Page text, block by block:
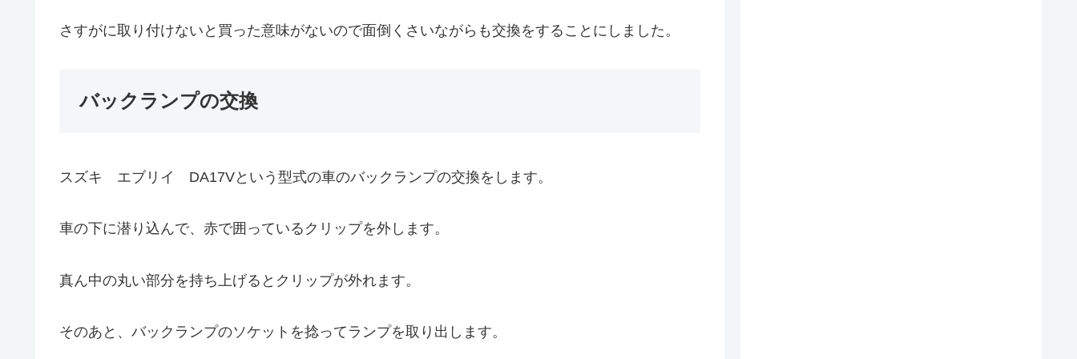
さすがに取り付けないと買った意味がないので面倒くさいながらも交換をすることにしました。
バックランプの交換
スズキ エブリイ DA17Vという型式の車のバックランプの交換をします。
車の下に潜り込んで、赤で囲っているクリップを外します。
真ん中の丸い部分を持ち上げるとクリップが外れます。
そのあと、バックランプのソケットを捻ってランプを取り出します。